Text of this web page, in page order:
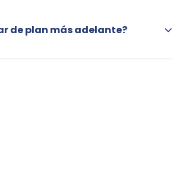
de plan más adelante?